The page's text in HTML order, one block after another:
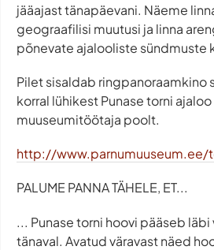
jääajast tänapäevani. Näeme
geograafilisi muutusi ja linna
põnevate ajalooliste sündmuste
Pilet sisaldab ringpanoraamkino
korral lühikest Punase torni
muuseumitöötaja poolt.
http://www.parnumuuseum.ee/
PALUME PANNA TÄHELE, ET...
... Punase torni hoovi pääseb
tänaval. Avatud väravast näed